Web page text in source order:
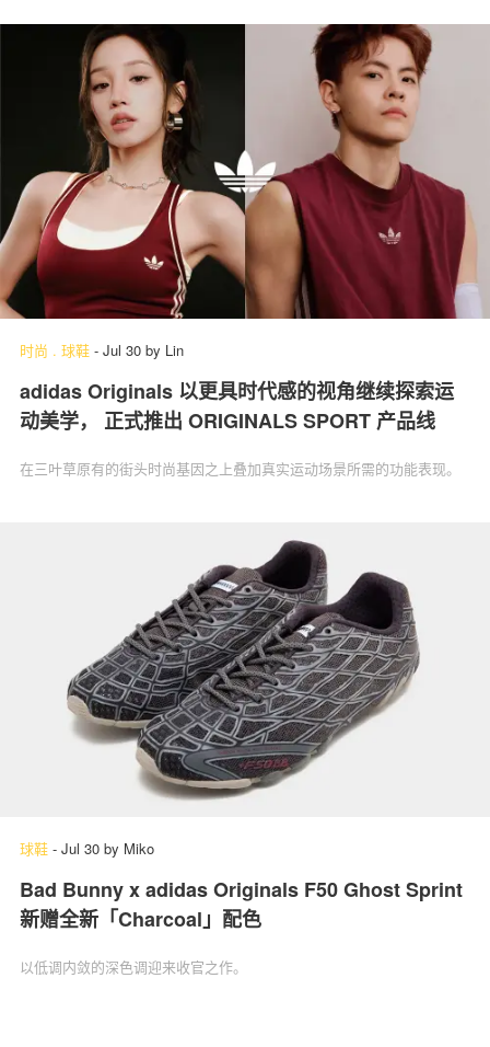
时尚 . 球鞋 - Jul 30 by Lin
adidas Originals 以更具时代感的视角继续探索运
动美学， 正式推出 ORIGINALS SPORT 产品线
在三叶草原有的街头时尚基因之上叠加真实运动场景所需的功能表现。
球鞋 - Jul 30 by Miko
Bad Bunny x adidas Originals F50 Ghost Sprint
新赠全新「Charcoal」配色
以低调内敛的深色调迎来收官之作。